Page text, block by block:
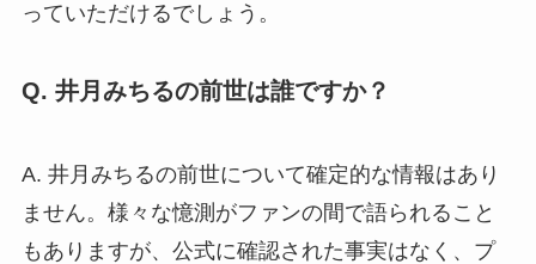
っていただけるでしょう。
Q. 井月みちるの前世は誰ですか？
A. 井月みちるの前世について確定的な情報はあり
ません。様々な憶測がファンの間で語られること
もありますが、公式に確認された事実はなく、プ